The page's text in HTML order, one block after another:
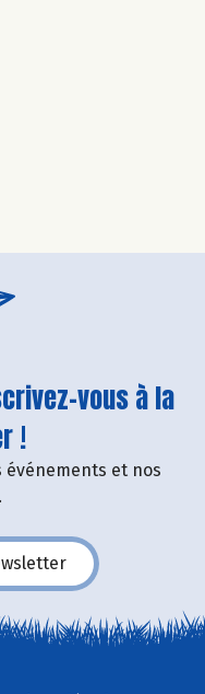
vous à la
!
et nos